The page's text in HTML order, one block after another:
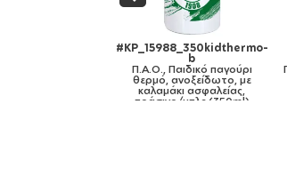
#KP_15988_11oz
Π.Α.Ο., Κούπα, κεραμική,
330ml